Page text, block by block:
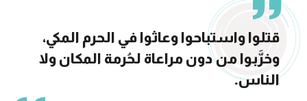
قتلوا واستباحوا وعاثوا في الحرم المكي،
وخرَّبوا من دون مراعاة لحُرمة المكان ولا
الناس.